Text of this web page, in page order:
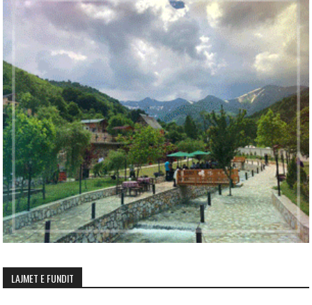
LAJMET E FUNDIT